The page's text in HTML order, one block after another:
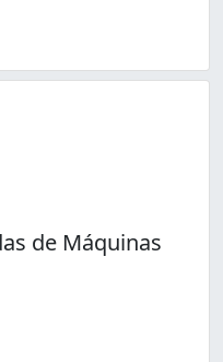
de Máquinas